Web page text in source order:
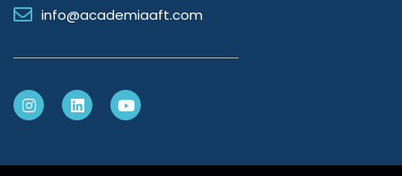
info@academiaaft.com